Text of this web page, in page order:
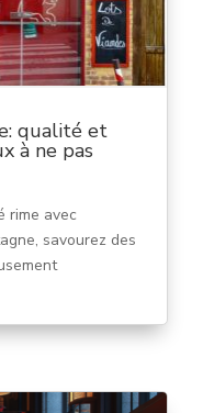
qualité et
à ne pas
rime avec
savourez des